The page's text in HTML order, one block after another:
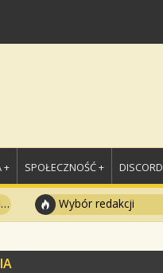
+ SPOŁECZNOŚĆ + DISCORD
Wybór redakcji